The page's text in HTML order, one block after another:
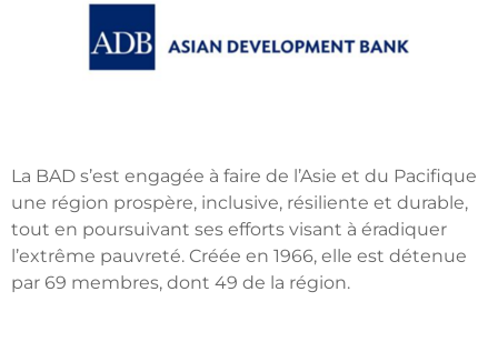
La BAD s’est engagée à faire de l’Asie et du Pacifique
une région prospère, inclusive, résiliente et durable,
tout en poursuivant ses efforts visant à éradiquer
l’extrême pauvreté. Créée en 1966, elle est détenue
par 69 membres, dont 49 de la région.